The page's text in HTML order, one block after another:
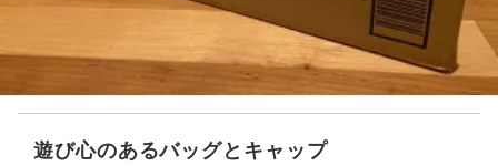
遊び心のあるバッグとキャップ